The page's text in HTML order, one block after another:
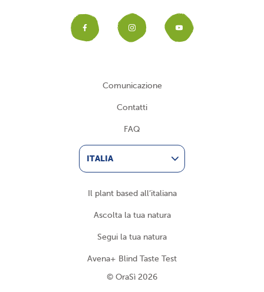
Facebook
Instagram
Comunicazione
Contatti
FAQ
ITALIA
Il plant based all’italiana
Ascolta la tua natura
Segui la tua natura
Avena+ Blind Taste Test
© OraSì 2026